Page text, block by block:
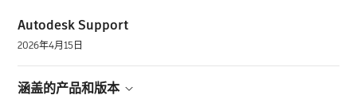
Autodesk Support
2026年4月15日
涵盖的产品和版本